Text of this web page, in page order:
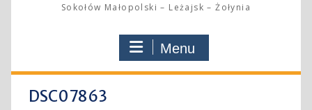
Sokołów Małopolski – Leżajsk – Żołynia
Menu
DSC07863